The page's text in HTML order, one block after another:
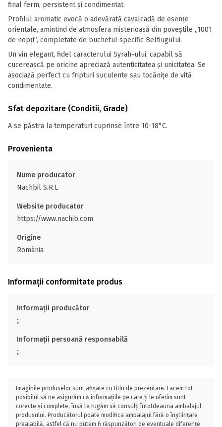
final ferm, persistent și condimentat.
Profilul aromatic evocă o adevărată cavalcadă de esențe
orientale, amintind de atmosfera misterioasă din poveștile „1001
de nopți”, completate de buchetul specific Beltiugului.
Un vin elegant, fidel caracterului Syrah-ului, capabil să
cucerească pe oricine apreciază autenticitatea și unicitatea. Se
asociază perfect cu fripturi suculente sau tocănițe de vită
condimentate.
Sfat depozitare (Conditii, Grade)
A se păstra la temperaturi cuprinse între 10-18°C.
Provenienta
Nume producator
Nachbil S.R.L
Website producator
https://www.nachib.com
Origine
România
Informații conformitate produs
Informații producător
;;
Informații persoană responsabilă
;;
Imaginile produselor sunt afișate cu titlu de prezentare. Facem tot
posibilul să ne asigurăm că informațiile pe care ți le oferim sunt
corecte și complete, însă te rugăm să consulți întotdeauna ambalajul
produsului. Producătorul poate modifica ambalajul fără o înștiințare
prealabilă, astfel că nu putem fi răspunzători de eventuale diferențe